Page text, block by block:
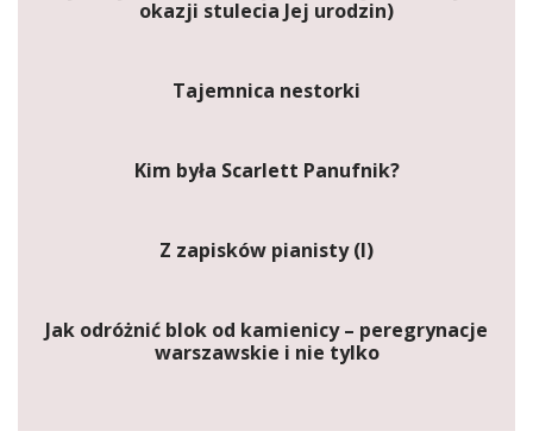
okazji stulecia Jej urodzin)
Tajemnica nestorki
Kim była Scarlett Panufnik?
Z zapisków pianisty (I)
Jak odróżnić blok od kamienicy – peregrynacje
warszawskie i nie tylko